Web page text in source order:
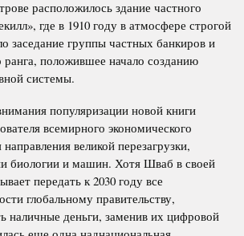
расположилось здание частного
где в 1910 году в атмосфере строгой
заседание группы частных банкиров и
ранга, положившее начало созданию
системы.
популяризации новой книги
всемирного экономического
великой перезагрузки,
биологии и машин. Хотя Шваб в своей
передать к 2030 году все
глобальному правительству,
наличные деньги, заменив их цифровой